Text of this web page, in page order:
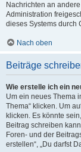
Nachrichten an
Administration
dieses Systems durch
Nach oben
Beiträge
Wie erstelle ich ein
Um ein neues Thema
Thema“ klicken. Um
klicken. Es könnte
Beitrag schreiben
Foren- und der
erstellen“, „Du darfst